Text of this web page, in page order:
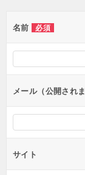
名前 必須
メール（公開され
サイト